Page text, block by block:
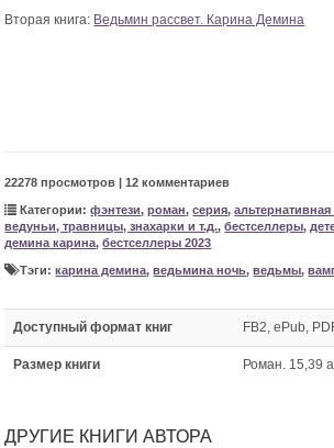
Вторая книга: Ведьмин рассвет. Карина Демина
22278 просмотров | 12 комментариев
Категории:фэнтези,роман,серия,
ведуньи, травницы, знахарки и т.д.,бестселлеры,
демина карина,бестселлеры 2023
Тэги:карина демина,ведьмина ночь,ведьмы,
Доступный формат книг FB2, ePub,
Размер книги Роман. 15,39
ДРУГИЕ КНИГИ АВТОРА